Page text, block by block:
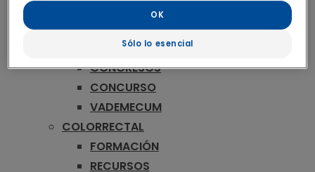
FORMACIÓN
PUBLICACIONES
RECURSOS
CONGRESOS
CONCURSO
VADEMECUM
COLORRECTAL
FORMACIÓN
RECURSOS
Sólo lo esencial
OK